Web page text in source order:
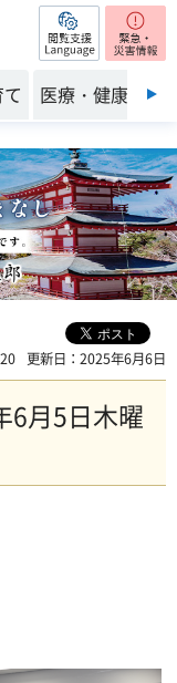
閲覧支援
医療・健康・福
更新日：2025年6月6日
6月5日木曜